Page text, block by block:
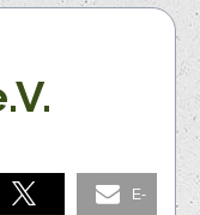
E-